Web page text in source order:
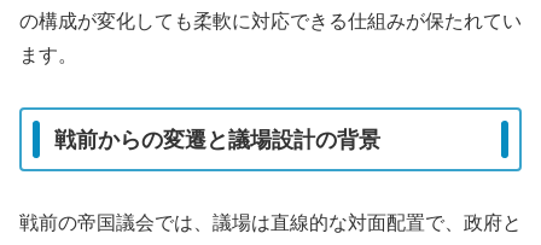
の構成が変化しても柔軟に対応できる仕組みが保たれてい
ます。
戦前からの変遷と議場設計の背景
戦前の帝国議会では、議場は直線的な対面配置で、政府と